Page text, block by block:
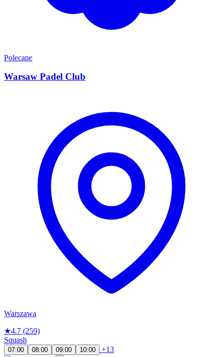
Polecane
Warsaw Padel Club
Warszawa
★4.7 (259)
Squash
07:00 08:00 09:00 10:00
+13